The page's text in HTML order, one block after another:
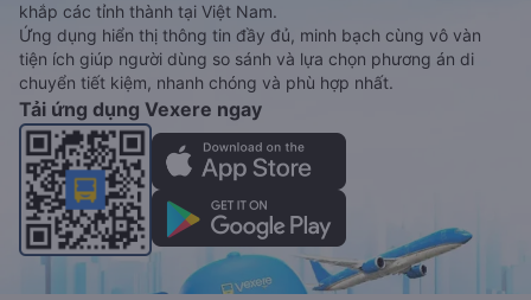
khắp các tỉnh thành tại Việt Nam.
Ứng dụng hiển thị thông tin đầy đủ, minh bạch cùng vô vàn
tiện ích giúp người dùng so sánh và lựa chọn phương án di
chuyển tiết kiệm, nhanh chóng và phù hợp nhất.
Tải ứng dụng Vexere ngay